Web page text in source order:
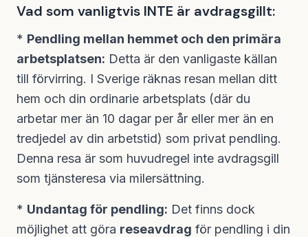
Vad som vanligtvis INTE är avdragsgillt:
* Pendling mellan hemmet och den primära
arbetsplatsen: Detta är den vanligaste källan
till förvirring. I Sverige räknas resan mellan ditt
hem och din ordinarie arbetsplats (där du
arbetar mer än 10 dagar per år eller mer än en
tredjedel av din arbetstid) som privat pendling.
Denna resa är som huvudregel inte avdragsgill
som tjänsteresa via milersättning.
* Undantag för pendling: Det finns dock
möjlighet att göra reseavdrag för pendling i din